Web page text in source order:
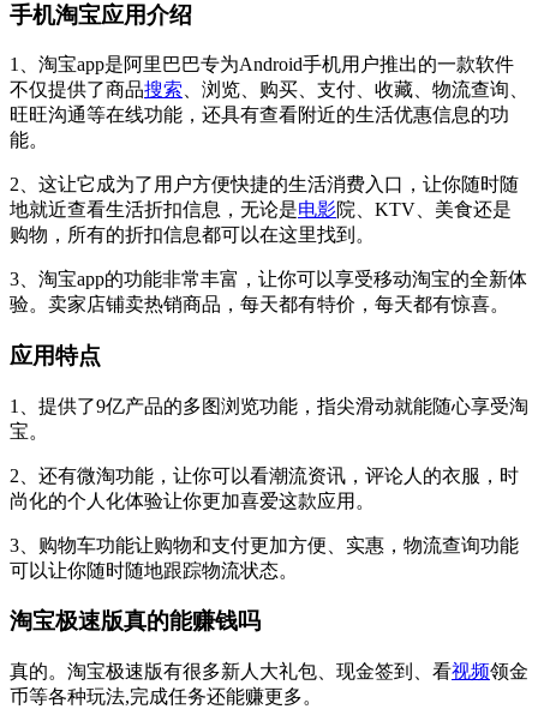
手机淘宝应用介绍
1、淘宝app是阿里巴巴专为Android手机用户推出的一款软件
不仅提供了商品搜索 、浏览、购买、支付、收藏、物流查询、
旺旺沟通等在线功能，还具有查看附近的生活优惠信息的功
能。
2、这让它成为了用户方便快捷的生活消费入口，让你随时随
地就近查看生活折扣信息，无论是电影院、KTV、美食还是
购物，所有的折扣信息都可以在这里找到。
3、淘宝app的功能非常丰富，让你可以享受移动淘宝的全新体
验。卖家店铺卖热销商品，每天都有特价，每天都有惊喜。
应用特点
1、提供了9亿产品的多图浏览功能，指尖滑动就能随心享受淘
宝。
2、还有微淘功能，让你可以看潮流资讯，评论人的衣服，时
尚化的个人化体验让你更加喜爱这款应用。
3、购物车功能让购物和支付更加方便、实惠，物流查询功能
可以让你随时随地跟踪物流状态。
淘宝极速版真的能赚钱吗
真的。淘宝极速版有很多新人大礼包、现金签到、看视频领金
币等各种玩法,完成任务还能赚更多。